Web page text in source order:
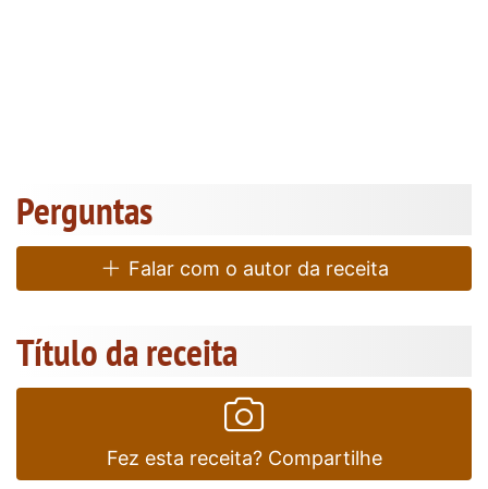
Perguntas
Falar com o autor da receita
Título da receita
Fez esta receita? Compartilhe